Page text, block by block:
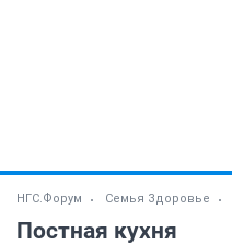
НГС.Форум Семья Здоровье
Постная кухня